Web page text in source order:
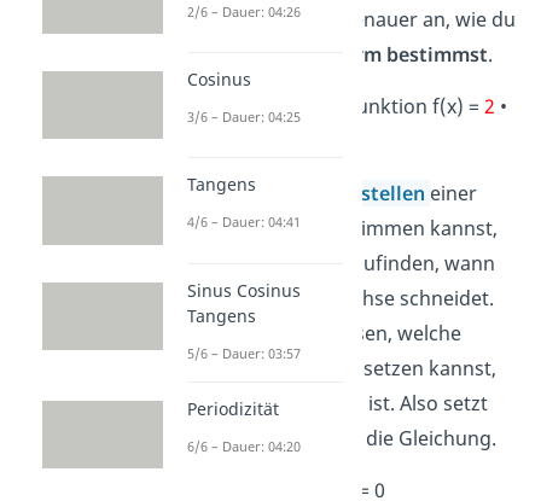
Beispiel einmal genauer an, wie du
Nullstellenform bestimmst.
Gegeben ist die Funktion f(x) =2 •
Damit du die
Nullstellen einer
Funktion f(x) bestimmen kannst,
musst du herauszufinden, wann
ihr Graph die x-Achse schneidet.
Du willst also wissen, welche
Werte du für x einsetzen kannst,
damit f(x) gleich 0 ist. Also setzt
du f(x)=0 und löst die Gleichung.
f(x) = 0
2/6 – Dauer: 04:26
Cosinus
3/6 – Dauer: 04:25
Tangens
4/6 – Dauer: 04:41
Sinus Cosinus
Tangens
5/6 – Dauer: 03:57
Periodizität
6/6 – Dauer: 04:20